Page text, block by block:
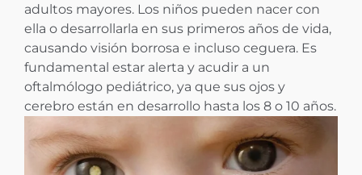
adultos mayores. Los niños pueden nacer con
ella o desarrollarla en sus primeros años de vida,
causando visión borrosa e incluso ceguera. Es
fundamental estar alerta y acudir a un
oftalmólogo pediátrico, ya que sus ojos y
cerebro están en desarrollo hasta los 8 o 10 años.